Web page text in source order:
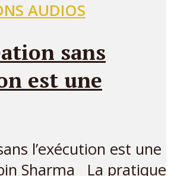
AUDIOS
sans
est une
l’exécution est une
Sharma La pratique